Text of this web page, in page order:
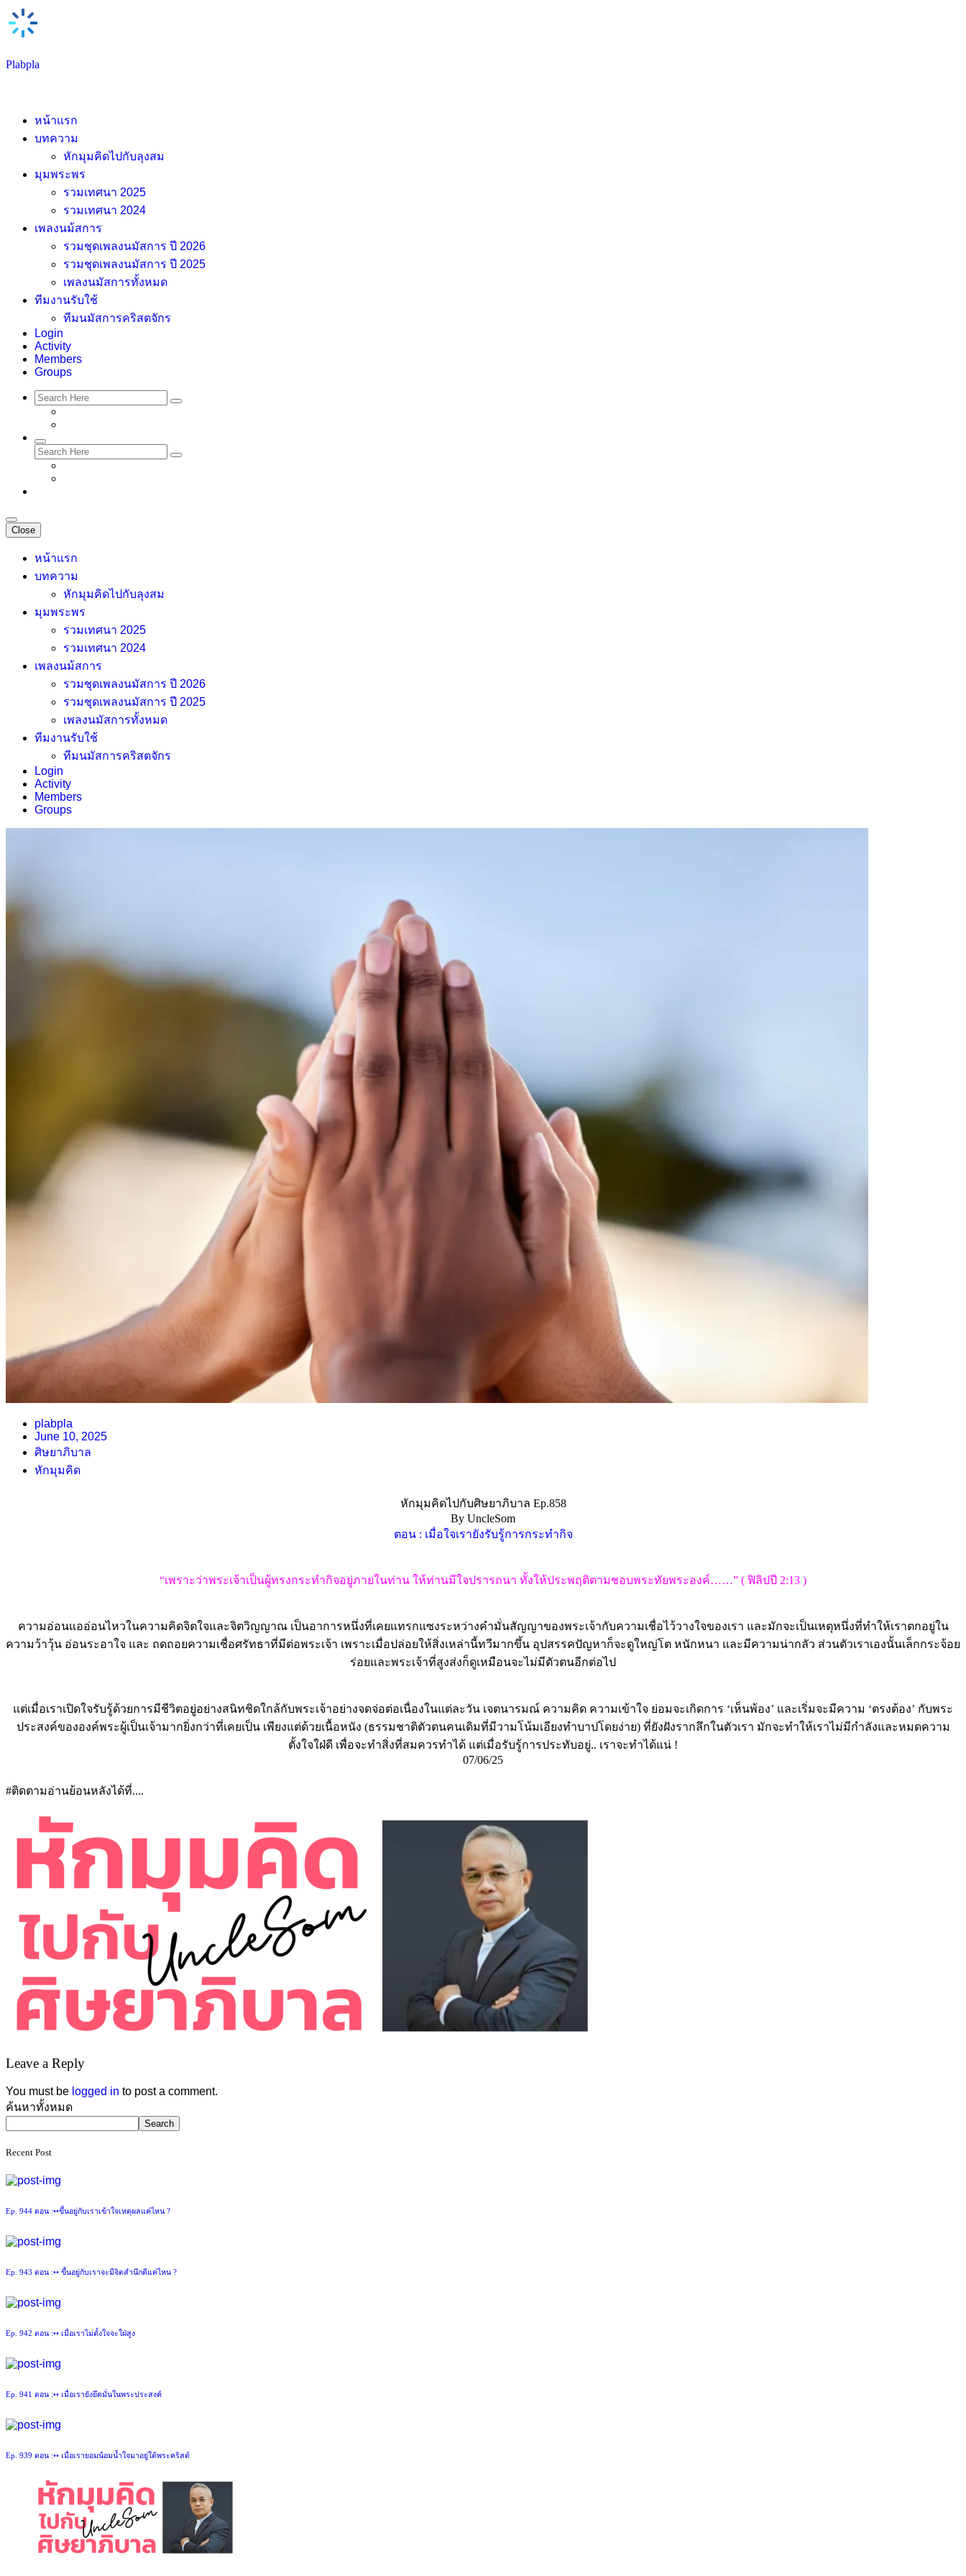
Skip
Plabpla
หน้าแรก
บทความ
หักมุมคิดไปกับลุงสม
มุมพระพร
รวมเทศนา 2025
รวมเทศนา 2024
เพลงนม้สการ
รวมชุดเพลงนมัสการ ปี 2026
รวมชุดเพลงนมัสการ ปี 2025
เพลงนมัสการทั้งหมด
ทีมงานรับใช้
ทีมนมัสการคริสตจักร
Login
Activity
Members
Groups
Close
หน้าแรก
บทความ
หักมุมคิดไปกับลุงสม
มุมพระพร
รวมเทศนา 2025
รวมเทศนา 2024
เพลงนม้สการ
รวมชุดเพลงนมัสการ ปี 2026
รวมชุดเพลงนมัสการ ปี 2025
เพลงนมัสการทั้งหมด
ทีมงานรับใช้
ทีมนมัสการคริสตจักร
Login
Activity
Members
Groups
plabpla
June 10, 2025
ศิษยาภิบาล
หักมุมคิด
หักมุมคิดไปกับศิษยาภิบาล Ep.858
By UncleSom
ตอน : เมื่อใจเรายังรับรู้การกระทำกิจ
“เพราะว่าพระเจ้าเป็นผู้ทรงกระทำกิจอยู่ภายในท่าน ให้ท่านมีใจปรารถนา ทั้งให้ประพฤติตามชอบพระทัยพระองค์……” ( ฟิลิปปี 2:13 )
ความอ่อนแออ่อนไหวในความคิดจิตใจและจิตวิญญาณ เป็นอาการหนึ่งที่เคยแทรกแซงระหว่างคำมั่นสัญญาของพระเจ้ากับความเชื่อไว้วางใจของเรา และมักจะเป็นเหตุหนึ่งที่ทำให้เราตกอยู่ใน
ความว้าวุ้น อ่อนระอาใจ และ ถดถอยความเชื่อศรัทธาที่มีต่อพระเจ้า เพราะเมื่อปล่อยให้สิ่งเหล่านี้ทวีมากขึ้น อุปสรรคปัญหาก็จะดูใหญ่โต หนักหนา และมีความน่ากลัว ส่วนตัวเราเองนั้นเล็กกระจ้อย
ร่อยและพระเจ้าที่สูงส่งก็ดูเหมือนจะไม่มีตัวตนอีกต่อไป
แต่เมื่อเราเปิดใจรับรู้ด้วยการมีชีวิตอยู่อย่างสนิทชิดใกล้กับพระเจ้าอย่างจดจ่อต่อเนื่องในแต่ละวัน เจตนารมณ์ ความคิด ความเข้าใจ ย่อมจะเกิดการ ‘เห็นพ้อง’ และเริ่มจะมีความ ‘ตรงต้อง’ กับพระ
ประสงค์ขององค์พระผู้เป็นเจ้ามากยิ่งกว่าที่เคยเป็น เพียงแต่ด้วยเนื้อหนัง (ธรรมชาติตัวตนคนเดิมที่มีวามโน้มเอียงทำบาปโดยง่าย) ที่ยังฝังรากลึกในตัวเรา มักจะทำให้เราไม่มีกำลังและหมดความ
ตั้งใจใฝ่ดี เพื่อจะทำสิ่งที่สมควรทำได้ แต่เมื่อรับรู้การประทับอยู่.. เราจะทำได้แน่ !
07/06/25
#ติดตามอ่านย้อนหลังได้ที่....
Leave a Reply
You must be logged in to post a comment.
Asides
ค้นหาทั้งหมด
Search
Recent Post
Ep. 944 ตอน :••ขึ้นอยู่กับเราเข้าใจเหตุผลแค่ไหน ?
Ep. 943 ตอน :•• ขึ้นอยู่กับเราจะมีจิตสำนึกดีแค่ไหน ?
Ep. 942 ตอน :•• เมื่อเราไม่ตั้งใจจะใฝ่สูง
Ep. 941 ตอน :•• เมื่อเรายังยึดมั่นในพระประสงค์
Ep. 939 ตอน :•• เมื่อเรายอมน้อมน้ำใจมาอยู่ใต้พระคริสต์